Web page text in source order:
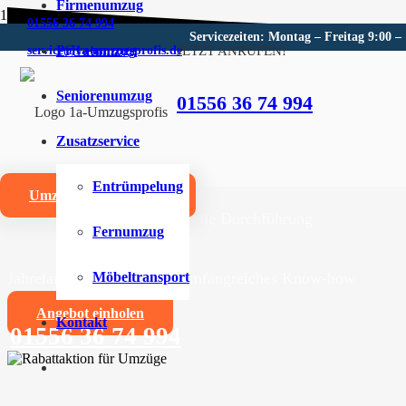
01556 36 74 994
service@1a-umzugsprofis.de
Servicezeiten: Montag – Freitag 9:00 –
JETZT ANRUFEN!
01556 36 74 994
Firmenumzug
Privatumzug
Seniorenumzug
Zusatzservice
Entrümpelung
Fernumzug
Möbeltransport
Kontakt
Umzugskostenrechner
Umzugsunternehmen für
Wir sind Ihr kompetentes Umzugsunternehmen für
Zuverlässige und professionelle Durchführung
Jahrelange Erfahrung und umfangreiches Know-how
Angebot einholen
01556 36 74 994